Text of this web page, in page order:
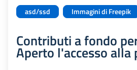
asd/ssd Immagini di Freepik
Contributi a fondo
Aperto l'accesso